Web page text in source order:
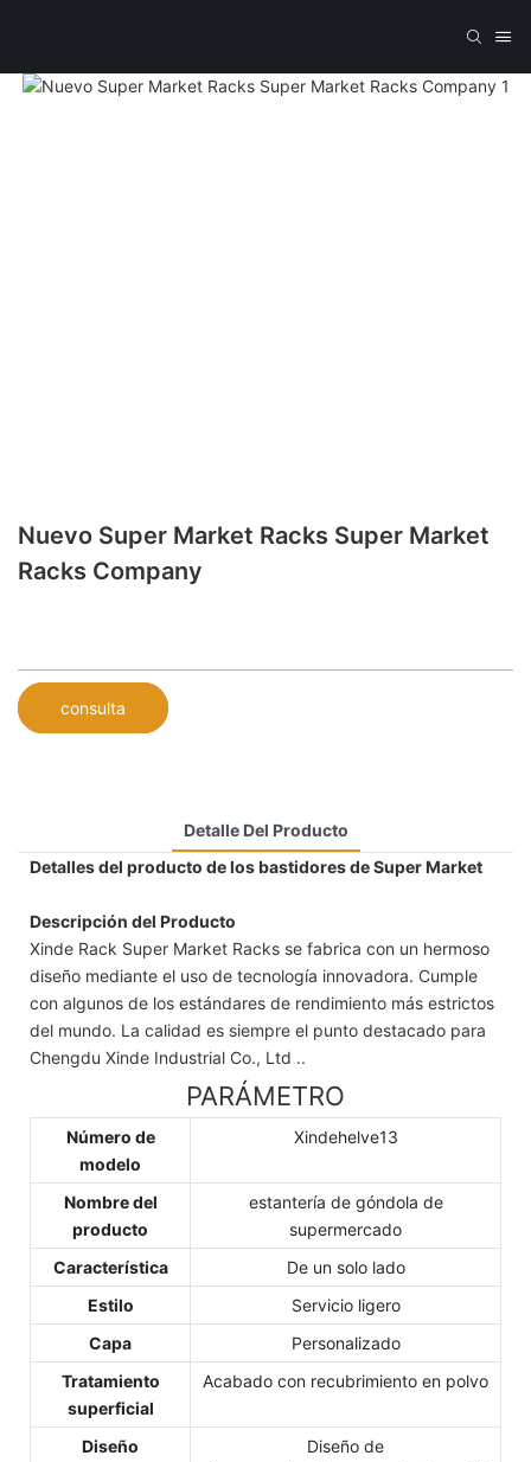
Nuevo Super Market Racks Super Market
Racks Company
consulta
Detalle Del Producto
Detalles del producto de los bastidores de Super Market
Descripción del Producto
Xinde Rack Super Market Racks se fabrica con un hermoso
diseño mediante el uso de tecnología innovadora. Cumple
con algunos de los estándares de rendimiento más estrictos
del mundo. La calidad es siempre el punto destacado para
Chengdu Xinde Industrial Co., Ltd ..
PARÁMETRO
Número de
modelo
Xindehelve13
Nombre del
producto
estantería de góndola de
supermercado
Característica
De un solo lado
Estilo
Servicio ligero
Capa
Personalizado
Tratamiento
superficial
Acabado con recubrimiento en polvo
Diseño
Diseño de